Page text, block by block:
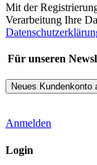
Mit der
Verarbeitung Ihre
Für unseren
Anmelden
Login